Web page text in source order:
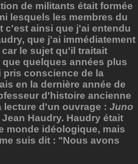
de militants était formée
lesquels les membres du
c'est ainsi que j'ai entendu
que j'ai immédiatement
le sujet qu'il traitait
quelques années plus
pris conscience de la
en la dernière année de
d'histoire ancienne
lecture d'un ouvrage : Juno
Jean Haudry. Haudry était
monde idéologique, mais
suis dit : "Nous avons